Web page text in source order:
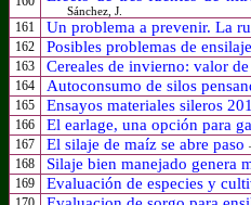
Sánchez, J.
161 Un problema a prevenir. La
162 Posibles problemas de
163 Cereales de invierno: valor
164 Autoconsumo de silos
165 Ensayos materiales sileros
166 El earlage, una opción para
167 El silaje de maíz se abre paso
168 Silaje bien manejado genera
169 Evaluación de especies y